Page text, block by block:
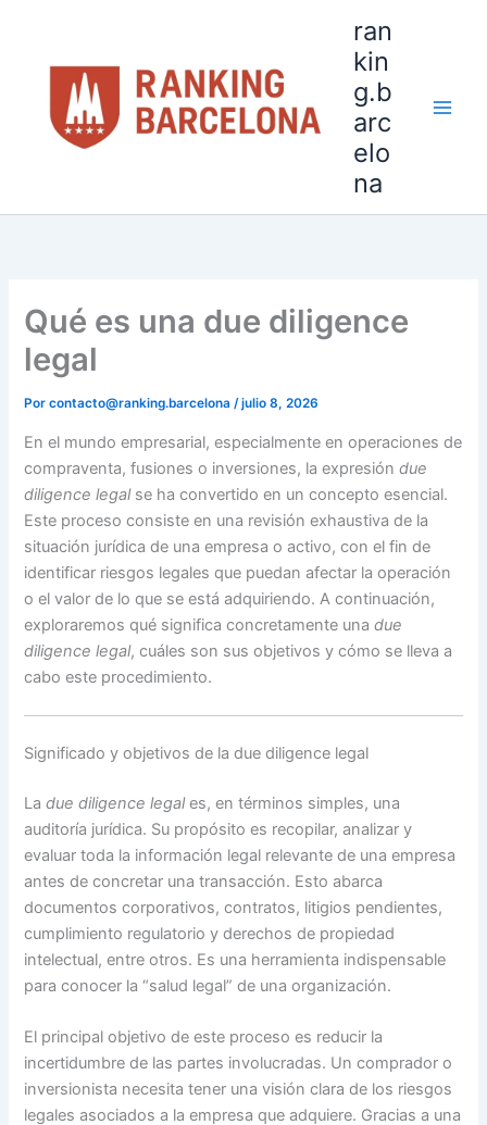
contenido
ran
kin
g.b
arc
elo
na
Qué es una due diligence
legal
Porcontacto@ranking.barcelona/julio 8, 2026
En el mundo empresarial, especialmente en operaciones de
compraventa, fusiones o inversiones, la expresióndue
diligence legalse ha convertido en un concepto esencial.
Este proceso consiste en una revisión exhaustiva de la
situación jurídica de una empresa o activo, con el fin de
identificar riesgos legales que puedan afectar la operación
o el valor de lo que se está adquiriendo. A continuación,
exploraremos qué significa concretamente unadue
diligence legal, cuáles son sus objetivos y cómo se lleva a
cabo este procedimiento.
Significado y objetivos de la due diligence legal
Ladue diligence legales, en términos simples, una
auditoría jurídica. Su propósito es recopilar, analizar y
evaluar toda la información legal relevante de una empresa
antes de concretar una transacción. Esto abarca
documentos corporativos, contratos, litigios pendientes,
cumplimiento regulatorio y derechos de propiedad
intelectual, entre otros. Es una herramienta indispensable
para conocer la “salud legal” de una organización.
El principal objetivo de este proceso es reducir la
incertidumbre de las partes involucradas. Un comprador o
inversionista necesita tener una visión clara de los riesgos
legales asociados a la empresa que adquiere. Gracias a una